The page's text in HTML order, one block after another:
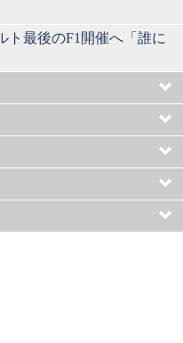
ト最後のF1開催へ「誰に